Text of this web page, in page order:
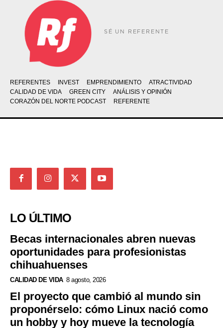
SÉ UN REFERENTE
REFERENTES INVEST EMPRENDIMIENTO
ATRACTIVIDAD
CALIDAD DE VIDA
GREEN CITY
ANÁLISIS Y OPINIÓN
CORAZÓN DEL NORTE PODCAST
REFERENTE
LO ÚLTIMO
Becas internacionales abren nuevas
oportunidades para profesionistas
chihuahuenses
CALIDAD DE VIDA 8 agosto, 2026
El proyecto que cambió al mundo sin
proponérselo: cómo Linux nació como
un hobby y hoy mueve la tecnología